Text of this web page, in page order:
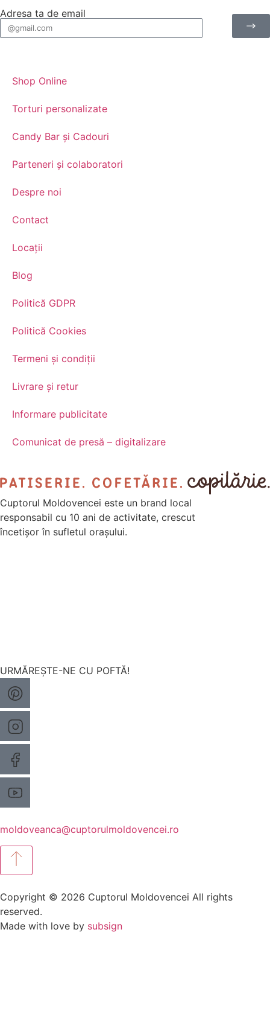
Adresa ta de email
Shop Online
Torturi personalizate
Candy Bar și Cadouri
Parteneri și colaboratori
Despre noi
Contact
Locații
Blog
Politică GDPR
Politică Cookies
Termeni și condiții
Livrare și retur
Informare publicitate
Comunicat de presă – digitalizare
Cuptorul Moldovencei este un brand local
responsabil cu 10 ani de activitate, crescut
încetișor în sufletul orașului.
URMĂREȘTE-NE CU POFTĂ!
moldoveanca@cuptorulmoldovencei.ro
Copyright © 2026 Cuptorul Moldovencei All rights
reserved.
Made with love by subsign